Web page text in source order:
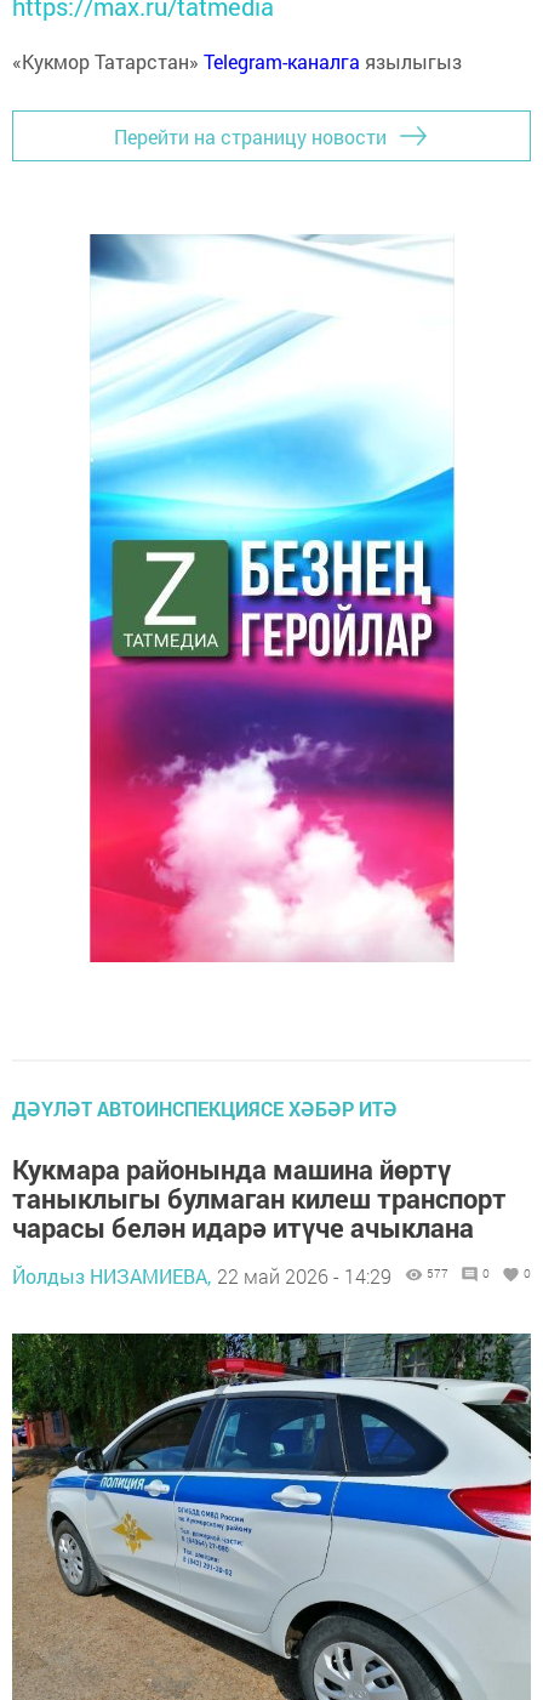
«Кукмор Татарстан» Telegram-каналга язылыгыз
Перейти на страницу новости
ДӘҮЛӘТ АВТОИНСПЕКЦИЯСЕ ХӘБӘР ИТӘ
Кукмара районында машина йөртү
таныклыгы булмаган килеш транспорт
чарасы белән идарә итүче ачыклана
Йолдыз НИЗАМИЕВА, 22 май 2026 - 14:29 577 0 0